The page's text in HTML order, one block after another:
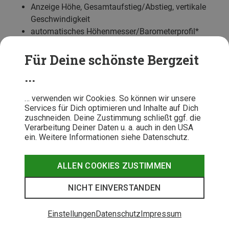
Für Deine schönste Bergzeit
...
… verwenden wir Cookies. So können wir unsere
Services für Dich optimieren und Inhalte auf Dich
zuschneiden. Deine Zustimmung schließt ggf. die
Verarbeitung Deiner Daten u. a. auch in den USA
ein. Weitere Informationen siehe Datenschutz.
ALLEN COOKIES ZUSTIMMEN
NICHT EINVERSTANDEN
EinstellungenDatenschutzImpressum
Anzeige Höhe, Gesamtaufstieg/Abstieg, vertikale
Geschwindigkeit
automatisches Höhenmesser/Barometerprofil*
Anzeigegenauigkeit 1 Meter
Anzeigebereich -500m bis +9.999 Meter
Luftdruck und Meereshöhe, Temperaturanzeige
(-20° bis +60° in 1° Schritten)
Herzfrequenz / Fitness
RR-Intervall, Herzfrequenz (bpm), Echtzeit-HF,
Herzfrequenzgurt)
Herzfrequenzdiagramm in Echtzeit*
Anzeige Kalorien, Erholungszeit
Geschwindigkeit und Strecke